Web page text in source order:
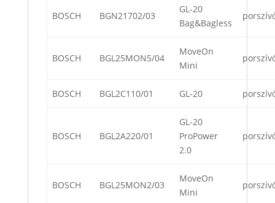
BOSCH BGN21702/03
GL-20
Bag&Bagless
BOSCH BGL25MON5/04
MoveOn
Mini
BOSCH BGL2C110/01 GL-20
BOSCH BGL2A220/01
GL-20
ProPower
2.0
BOSCH BGL25MON2/03
MoveOn
Mini